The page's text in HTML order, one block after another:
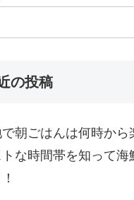
の投稿
朝ごはんは何時から
な時間帯を知って海